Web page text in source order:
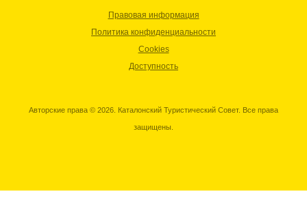
Правовая информация
Политика конфиденциальности
Cookies
Доступность
Авторские права © 2026. Каталонский Туристический Совет. Все права
защищены.